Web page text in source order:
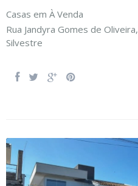
Casas em À Venda
Rua Jandyra Gomes de Oliveira,
Silvestre